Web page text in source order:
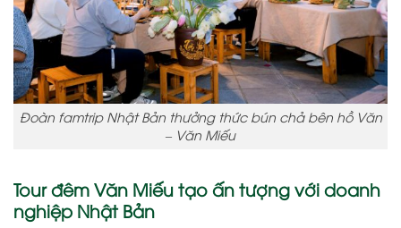
Đoàn famtrip Nhật Bản thưởng thức bún chả bên hồ Văn
– Văn Miếu
Tour đêm Văn Miếu tạo ấn tượng với doanh
nghiệp Nhật Bản